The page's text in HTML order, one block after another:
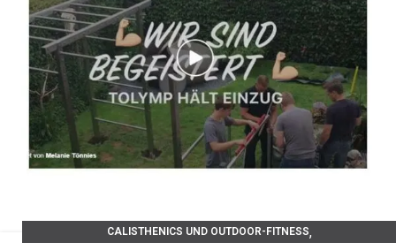
CALISTHENICS UND OUTDOOR-FITNESS,